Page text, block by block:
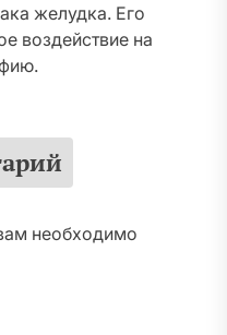
желудка. Его
воздействие на
необходимо